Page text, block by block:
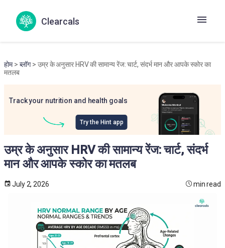
Clearcals
होम> ब्लॉग> उम्र के अनुसार HRV की सामान्य रेंज: चार्ट, संदर्भ मान और आपके स्कोर का
मतलब
Track your nutrition and health goals
Try the Hint app
उम्र के अनुसार HRV की सामान्य रेंज: चार्ट, संदर्भ
मान और आपके स्कोर का मतलब
July 2, 2026 min read